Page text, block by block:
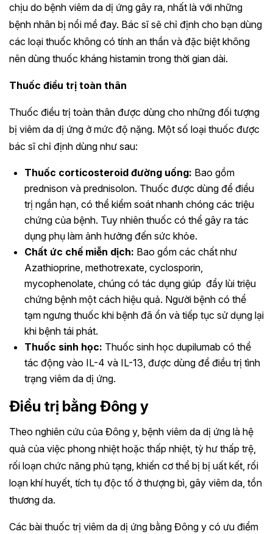
chịu do bệnh viêm da dị ứng gây ra, nhất là với những
bệnh nhân bị nổi mề đay. Bác sĩ sẽ chỉ định cho bạn dùng
các loại thuốc không có tính an thần và đặc biệt không
nên dùng thuốc kháng histamin trong thời gian dài.
Thuốc điều trị toàn thân
Thuốc điều trị toàn thân được dùng cho những đối tượng
bị viêm da dị ứng ở mức độ nặng. Một số loại thuốc được
bác sĩ chỉ định dùng như sau:
Thuốc corticosteroid đường uống: Bao gồm
prednison và prednisolon. Thuốc được dùng để điều
trị ngắn hạn, có thể kiểm soát nhanh chóng các triệu
chứng của bệnh. Tuy nhiên thuốc có thể gây ra tác
dụng phụ làm ảnh hưởng đến sức khỏe.
Chất ức chế miễn dịch: Bao gồm các chất như
Azathioprine, methotrexate, cyclosporin,
mycophenolate, chúng có tác dụng giúp đẩy lùi triệu
chứng bệnh một cách hiệu quả. Người bệnh có thể
tạm ngưng thuốc khi bệnh đã ổn và tiếp tục sử dụng lại
khi bệnh tái phát.
Thuốc sinh học: Thuốc sinh học dupilumab có thể
tác động vào IL-4 và IL-13, được dùng để điều trị tình
trạng viêm da dị ứng.
Điều trị bằng Đông y
Theo nghiên cứu của Đông y, bệnh viêm da dị ứng là hệ
quả của việc phong nhiệt hoặc thấp nhiệt, tỳ hư thấp trệ,
rối loạn chức năng phủ tạng, khiến cơ thể bị bị uất kết, rối
loạn khí huyết, tích tụ độc tố ở thượng bì, gây viêm da, tổn
thương da.
Các bài thuốc trị viêm da dị ứng bằng Đông y có ưu điểm